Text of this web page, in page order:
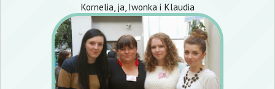
Kornelia, ja, Iwonka i Klaudia